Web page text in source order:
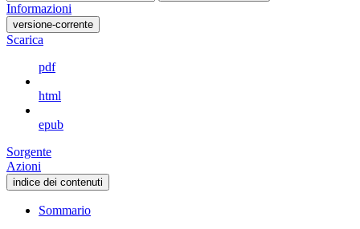
Informazioni
versione-corrente
Scarica
pdf
html
epub
Sorgente
Azioni
indice dei contenuti
Sommario